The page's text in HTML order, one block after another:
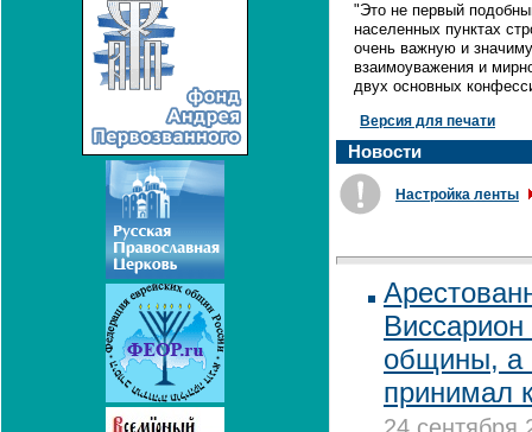
"Это не первый
населенных пунктах
очень важную и
взаимоуважения и
двух основных
Версия для печати
Новости
Настройка ленты
общины, а
принимал